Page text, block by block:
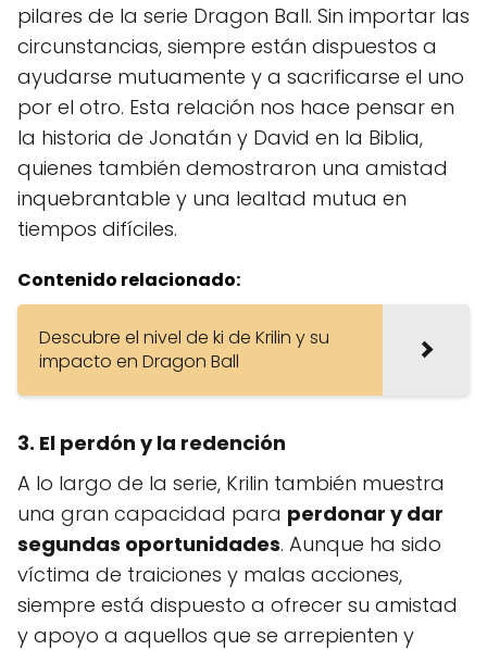
pilares de la serie Dragon Ball. Sin importar las
circunstancias, siempre están dispuestos a
ayudarse mutuamente y a sacrificarse el uno
por el otro. Esta relación nos hace pensar en
la historia de Jonatán y David en la Biblia,
quienes también demostraron una amistad
inquebrantable y una lealtad mutua en
tiempos difíciles.
Contenido relacionado:
Descubre el nivel de ki de Krilin y su
impacto en Dragon Ball
3. El perdón y la redención
A lo largo de la serie, Krilin también muestra
una gran capacidad para perdonar y dar
segundas oportunidades. Aunque ha sido
víctima de traiciones y malas acciones,
siempre está dispuesto a ofrecer su amistad
y apoyo a aquellos que se arrepienten y